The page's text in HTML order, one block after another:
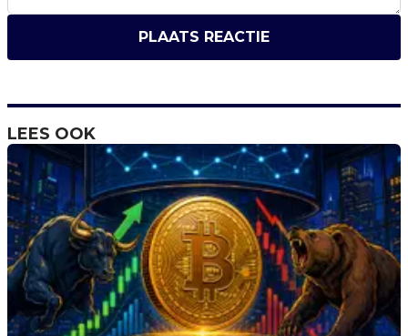
PLAATS REACTIE
LEES OOK